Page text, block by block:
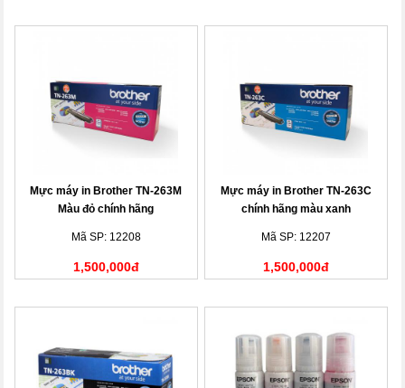
Mực máy in Brother TN-263M
Màu đỏ chính hãng
Mã SP: 12208
1,500,000đ
Mực máy in Brother TN-263C
chính hãng màu xanh
Mã SP: 12207
1,500,000đ